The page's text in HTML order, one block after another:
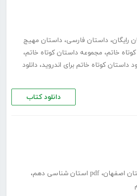
، داستان فارسی، داستان مهیج
خاتم، مجموعه داستان کوتاه خاتم،
داستان کوتاه خاتم برای اندروید، دانلود
دانلود کتاب
اصفهان، pdf استان شناسی دهم
،